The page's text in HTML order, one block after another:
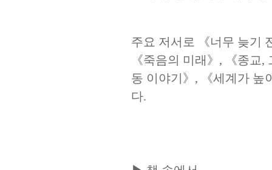
주요 저서로 《너무 늦기
《죽음의 미래 》 , 《종교,
동 이야기 》 , 《세계가 높
다.